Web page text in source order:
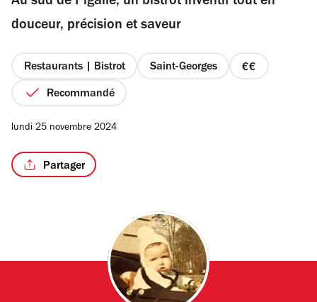
étoiles
douceur, précision et saveur
Restaurants | Bistrot Saint-Georges
prix
Recommandé
lundi 25 novembre 2024
Partager